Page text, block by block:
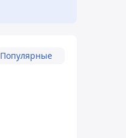
Популярные